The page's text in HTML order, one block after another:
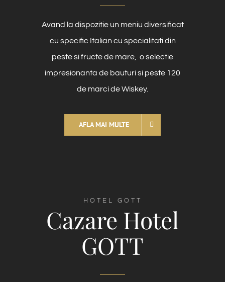
Avand la dispozitie un meniu diversificat
cu specific Italian cu specialitati din
peste si fructe de mare, o selectie
impresionanta de bauturi si peste 120
de marci de Wiskey.
AFLA MAI MULTE
HOTEL GOTT
Cazare Hotel
GOTT